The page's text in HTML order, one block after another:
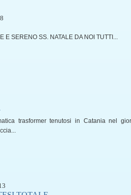
E SERENO SS. NATALE DA NOI TUTTI...
trasformer tenutosi in Catania nel